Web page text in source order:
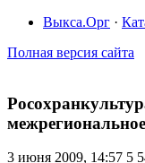
Выкса.Орг ·
Полная версия сайта
3 июня 2009, 14:57 5